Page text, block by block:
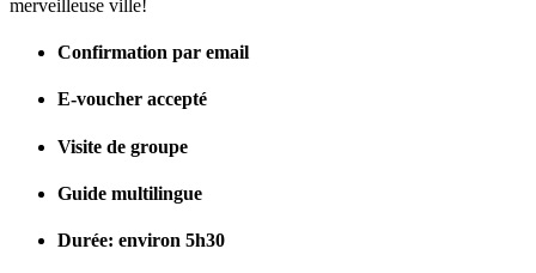
merveilleuse ville!
Confirmation par email
E-voucher accepté
Visite de groupe
Guide multilingue
Durée: environ 5h30